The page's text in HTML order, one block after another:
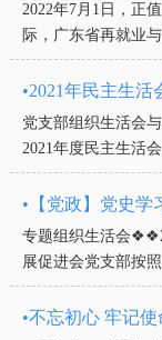
2022年7月1日，正
际，广东省再就业
念馆开展学党史、
育走深走实。中共
•2021年民主生活
党支部组织生活会与民主生活会 广东省
2021年度民主生活
广州市金谷职业技
记陈洁...
•【党政】党史学
专题组织生活会
展促进会党支部按
育专题组织生活会
织生活会。广东省社
•不忘初心 牢记使